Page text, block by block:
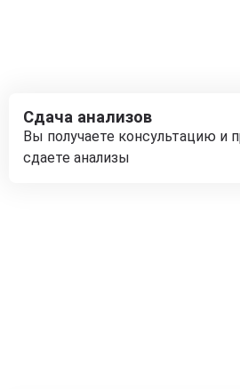
Сдача анализов
Вы получаете консультацию и
сдаете анализы